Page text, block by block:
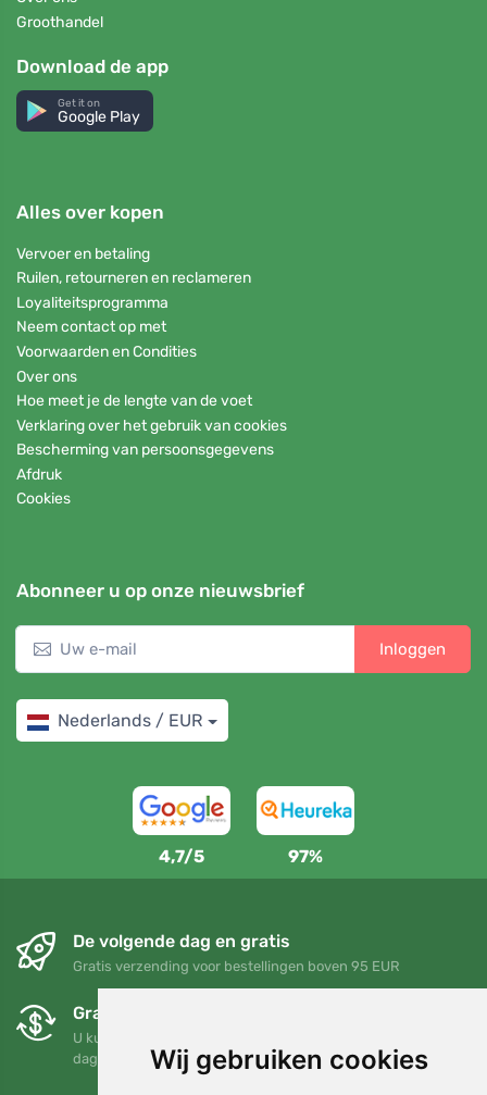
Wij gebruiken cookies
Groothandel
Download de app
Get it on
Google Play
Alles over kopen
Vervoer en betaling
Ruilen, retourneren en reclameren
Loyaliteitsprogramma
Neem contact op met
Voorwaarden en Condities
Over ons
Hoe meet je de lengte van de voet
Verklaring over het gebruik van cookies
Bescherming van persoonsgegevens
Afdruk
Cookies
Abonneer u op onze nieuwsbrief
Inloggen
Nederlands / EUR
4,7/5 97%
De volgende dag en gratis
Gratis verzending voor bestellingen boven 95 EUR
Gratis ruilen en retourneren
U kunt uw bestelling op elk gewenst moment binnen 90
dagen retourneren of ruilen